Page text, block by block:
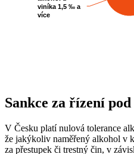
viníka 1,5 ‰ a
více
viníka 1,5 ‰ a
více
Sankce za řízení
V Česku platínulová tolerance
že jakýkoliv naměřený alkohol v
za přestupek či trestný čin, v